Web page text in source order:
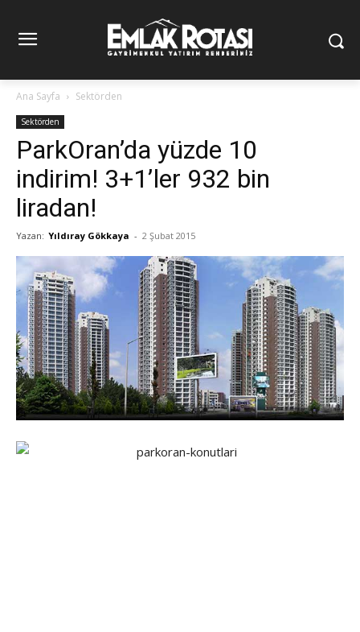
Ana Sayfa Sektörden
Sektörden
ParkOran’da yüzde 10
indirim! 3+1’ler 932 bin
liradan!
Yazan: Yıldıray Gökkaya - 2 Şubat 2015